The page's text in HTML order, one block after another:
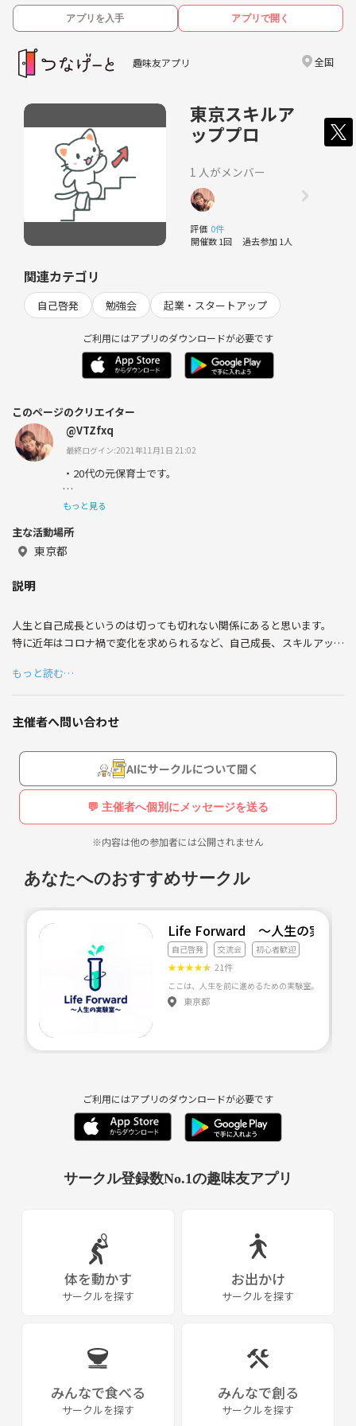
アプリを入手 アプリで開く
趣味友アプリ 全国
東京スキルア
ッププロ
1 人がメンバー
評価 0件
開催数 1回 過去参加 1人
関連カテゴリ
自己啓発 勉強会 起業・スタートアップ
ご利用にはアプリのダウンロードが必要です
このページのクリエイター
@VTZfxq
最終ログイン:2021年11月1日 21:02
・20代の元保育士です。
～繊細さん×保育士×自己成長～
変わりたい！成長したい！そんな方を応援します。
なんとなく「生きづらいな～」「おかしいな～」と感じ
ながらも、特に違和感を持たずに生活していた子ども時
ある時、「一人反省会をするのは少数派だ」と言われたの
をきっかけに、『自分の感覚って周りとズレているのか
も…！？』と思い始めました。
ネットで調べたり、病院に行くも原因は分からず…。
「この『生きづらさ』とどう付き合っていけばいいんだろ
う？」と途方に暮れていた時、「繊細さん」の本とある人
との出会いで、私の人生がガラッと変わりました。
り、『変わりたい』と強く願う方たちへ、少しでも力にな
りたいという思いで活動しています。
もっと見る
主な活動場所
東京都
説明
人生と自己成長というのは切っても切れない関係にあると思います。
特に近年はコロナ禍で変化を求められるなど、自己成長、スキルアップ
私は2018年に保育士資格を取得しましたが、その後培った経験や知識を
交えながら、よりためになる自己成長のきっかけを発信していきたいと
思います。
子どもだけでなく大人の成長につながるようなコミュニケーションはも
ちろん、経済や自己啓発など、人生をより豊かにする情報もお伝えして
「人生を変えたい」「夢を叶えたい」と思っていたら、一歩踏み出して
もっと読む…
主催者へ問い合わせ
AIにサークルについて聞く
💬 主催者へ個別にメッセージを送る
※内容は他の参加者には公開されません
あなたへのおすすめサークル
Life Forward ～人生の実験室
自己啓発 交流会 初心者歓迎
★★★★★ 21件
東京都
ご利用にはアプリのダウンロードが必要です
サークル登録数No.1の趣味友アプリ
体を動かす
サークルを探す
お出かけ
サークルを探す
みんなで食べる
サークルを探す
みんなで創る
サークルを探す